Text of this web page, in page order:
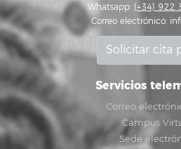
Whatsapp: (+34) 922
Correo electrónico:
Solicitar cita
Servicios
Correo
Campus
Sede